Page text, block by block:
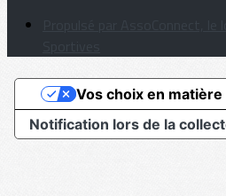
Notification lors de la
Vos choix en